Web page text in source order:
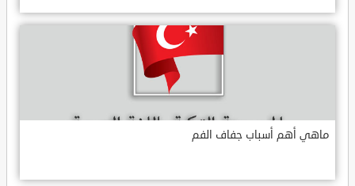
ماهي أهم أسباب جفاف الفم